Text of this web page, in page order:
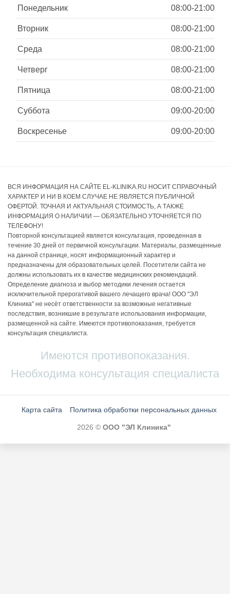
Понедельник 08:00-21:00
Вторник 08:00-21:00
Среда 08:00-21:00
Четверг 08:00-21:00
Пятница 08:00-21:00
Суббота 09:00-20:00
Воскресенье 09:00-20:00
ВСЯ ИНФОРМАЦИЯ НА САЙТЕ EL-KLINIKA.RU НОСИТ СПРАВОЧНЫЙ
ХАРАКТЕР И НИ В КОЕМ СЛУЧАЕ НЕ ЯВЛЯЕТСЯ ПУБЛИЧНОЙ
ОФЕРТОЙ. ТОЧНАЯ И АКТУАЛЬНАЯ СТОИМОСТЬ, А ТАКЖЕ
ИНФОРМАЦИЯ О НАЛИЧИИ — ОБЯЗАТЕЛЬНО УТОЧНЯЕТСЯ ПО
ТЕЛЕФОНУ!
Повторной консультацией является консультация, проведенная в
течение 30 дней от первичной консультации. Материалы, размещенные
на данной странице, носят информационный характер и
предназначены для образовательных целей. Посетители сайта не
должны использовать их в качестве медицинских рекомендаций.
Определение диагноза и выбор методики лечения остается
исключительной прерогативой вашего лечащего врача! ООО "ЭЛ
Клиника" не несёт ответственности за возможные негативные
последствия, возникшие в результате использования информации,
размещенной на сайте. Имеются противопоказания, требуется
консультация специалиста.
Имеются противопоказания.
Необходима консультация специалиста
Карта сайта Политика обработки персональных данных
2026 © ООО "ЭЛ Клиника"